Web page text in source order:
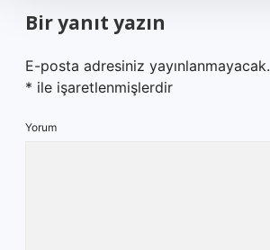
Bir yanıt yazın
E-posta adresiniz yayınlanmayacak.
* ile işaretlenmişlerdir
Yorum